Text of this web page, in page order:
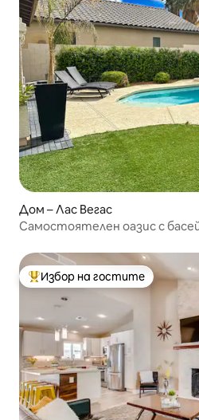
Дом – Лас Вегас
Самостоятелен оазис с
Най-популярен избор на
Избор на гостите